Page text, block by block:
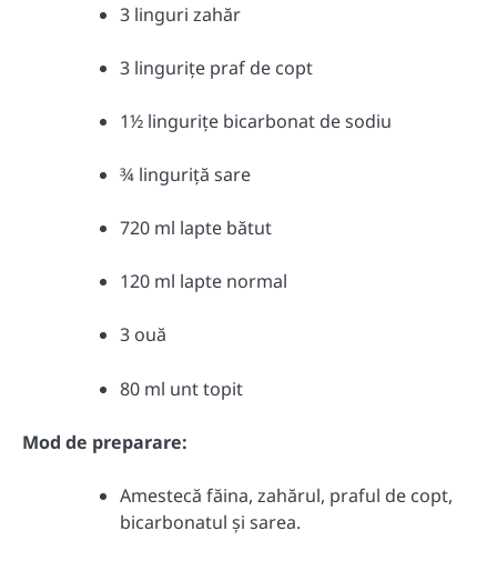
3 linguri zahăr
3 lingurițe praf de copt
1½ lingurițe bicarbonat de sodiu
¾ linguriță sare
720 ml lapte bătut
120 ml lapte normal
3 ouă
80 ml unt topit
Mod de preparare:
Amestecă făina, zahărul, praful de copt,
bicarbonatul și sarea.